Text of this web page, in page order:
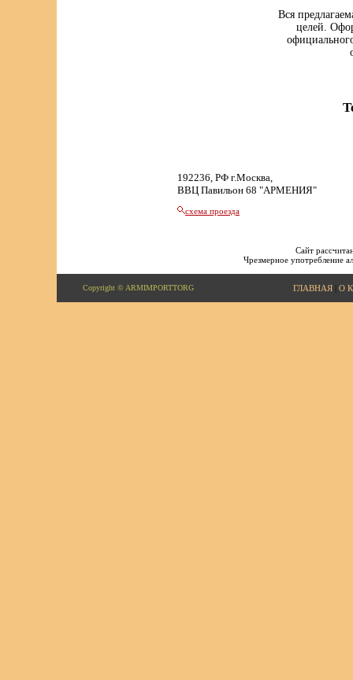
Вся
целей.
192236, РФ г.Москва,
ВВЦ Павильон 68 "АРМЕНИЯ"
схема проезда
Сайт
Чрезмерное употребление
Copyright © ARMIMPORTTORG ГЛАВНАЯ| О